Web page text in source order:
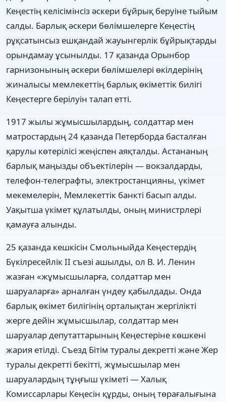
Кеңестің келісімінсіз әскери бұйрық беруіне тыйым
салды. Барлық әскери бөлімшелерге Кеңестің
рұқсатынсыз ешқандай жауынгерлік бұйрықтарды
орындамау ұсынылды. 17 қазанда Орынбор
гарнизонының әскери бөлімшелері өкілдерінің
жиналысы мемлекеттің барлық өкіметтік билігі
Кеңестерге берілуін талап етті.
1917 жылы жұмысшылардың, солдаттар мен
матростардың 24 қазанда Петерборда басталған
қарулы көтерілісі жеңіспен аяқталды. Астананың
барлық маңызды объектілерін — вокзалдарды,
телефон-телеграфты, электростанцияны, үкімет
мекемелерін, Мемлекеттік банкті басып алды.
Уақытша үкімет құлатылды, оның министрлері
қамауға алынды.
25 қазанда кешкісін Смольныйда Кеңестердің
Бүкілресейлік II съезі ашылды, ол В. И. Ленин
жазған «жұмысшыларға, солдаттар мен
шаруаларға» арналған үндеу қабылдады. Онда
барлық өкімет билігінің орталықтан жергілікті
жерге дейін жұмысшылар, солдаттар мен
шаруалар депутаттарының Кеңестеріне көшкені
жария етілді. Съезд Бітім туралы декретті және Жер
туралы декретті бекітті, жұмысшылар мен
шаруалардың тұңғыш үкіметі — Халық
Комиссарлары Кеңесін құрды, оның төрағалығына